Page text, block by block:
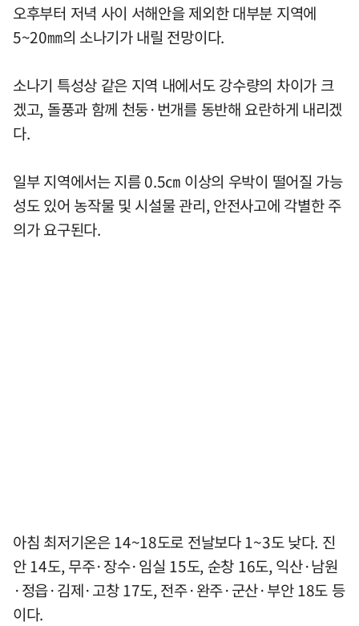
오후부터 저녁 사이 서해안을 제외한 대부분 지역에
5~20㎜의 소나기가 내릴 전망이다.
소나기 특성상 같은 지역 내에서도 강수량의 차이가 크
겠고, 돌풍과 함께 천둥·번개를 동반해 요란하게 내리겠
다.
일부 지역에서는 지름 0.5㎝ 이상의 우박이 떨어질 가능
성도 있어 농작물 및 시설물 관리, 안전사고에 각별한 주
의가 요구된다.
아침 최저기온은 14~18도로 전날보다 1~3도 낮다. 진
안 14도, 무주·장수·임실 15도, 순창 16도, 익산·남원
·정읍·김제·고창 17도, 전주·완주·군산·부안 18도 등
이다.